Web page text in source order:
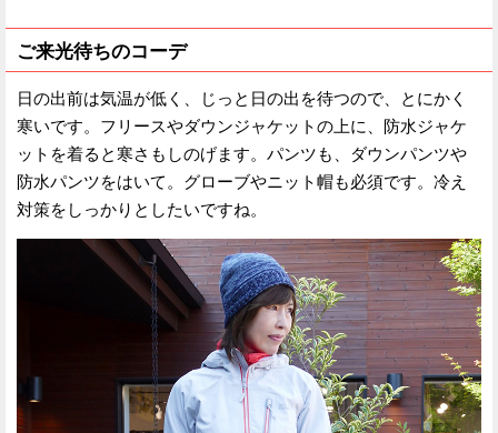
ご来光待ちのコーデ
日の出前は気温が低く、じっと日の出を待つので、とにかく
寒いです。フリースやダウンジャケットの上に、防水ジャケ
ットを着ると寒さもしのげます。パンツも、ダウンパンツや
防水パンツをはいて。グローブやニット帽も必須です。冷え
対策をしっかりとしたいですね。